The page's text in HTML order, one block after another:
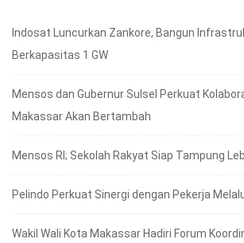
Indosat Luncurkan Zankore, Bangun
Berkapasitas 1 GW
Mensos dan Gubernur Sulsel Perkuat
Makassar Akan Bertambah
Mensos RI; Sekolah Rakyat Siap Tampung
Pelindo Perkuat Sinergi dengan Pekerja
Wakil Wali Kota Makassar Hadiri Forum